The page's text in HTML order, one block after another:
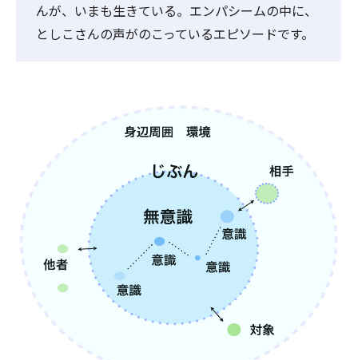
んが、いまも生きている。エンパシームの中に、
としこさんの声がのこっているエピソードです。